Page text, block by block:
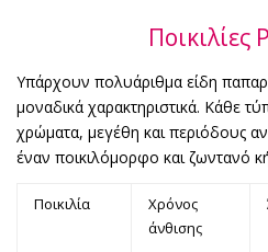
Ποικιλίες
Υπάρχουν πολυάριθμα είδη
μοναδικά χαρακτηριστικά. Κάθε
χρώματα, μεγέθη και περιόδους
έναν ποικιλόμορφο και ζωντανό
Ποικιλία
Χρόνος
άνθισης